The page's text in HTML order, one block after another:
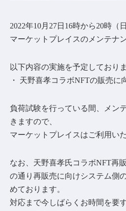
2022年10月27日16時から20時（
マーケットプレイスのメンテナ
以下内容の実施を予定しておりま
・ 天野喜孝コラボNFTの販売に
負荷試験を行っている間、メン
きますので、
マーケットプレイスはご利用い
なお、天野喜孝氏コラボNFT再
の通り再販売に向けシステム側
めております。
対応まで今しばらくお時間を要